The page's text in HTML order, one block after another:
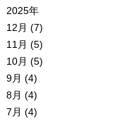
2025年
12月 (7)
11月 (5)
10月 (5)
9月 (4)
8月 (4)
7月 (4)